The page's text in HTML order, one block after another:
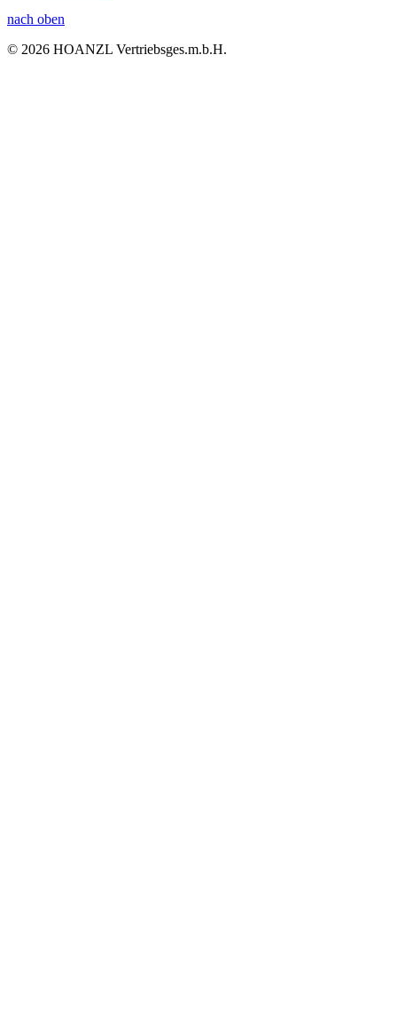
nach oben
© 2026 HOANZL Vertriebsges.m.b.H.